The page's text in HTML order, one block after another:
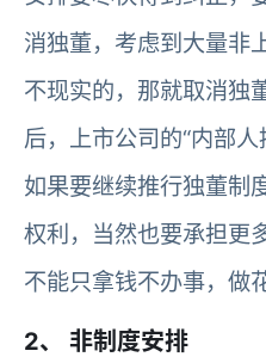
消独董，考虑到大量非
不现实的，那就取消独
后，上市公司的“内部人
如果要继续推行独董制
权利，当然也要承担更
不能只拿钱不办事，做
2、 非制度安排